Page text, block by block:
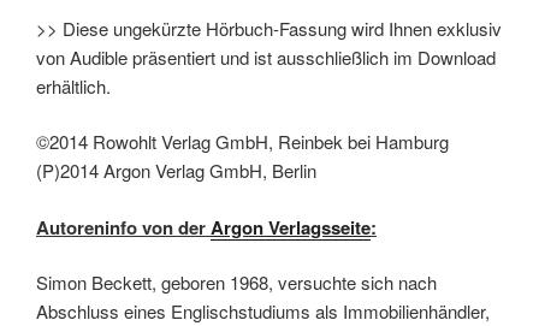
>> Diese ungekürzte Hörbuch-Fassung wird Ihnen exklusiv
von Audible präsentiert und ist ausschließlich im Download
erhältlich.
©2014 Rowohlt Verlag GmbH, Reinbek bei Hamburg
(P)2014 Argon Verlag GmbH, Berlin
Autoreninfo von derArgon Verlagsseite:
Simon Beckett, geboren 1968, versuchte sich nach
Abschluss eines Englischstudiums als Immobilienhändler,